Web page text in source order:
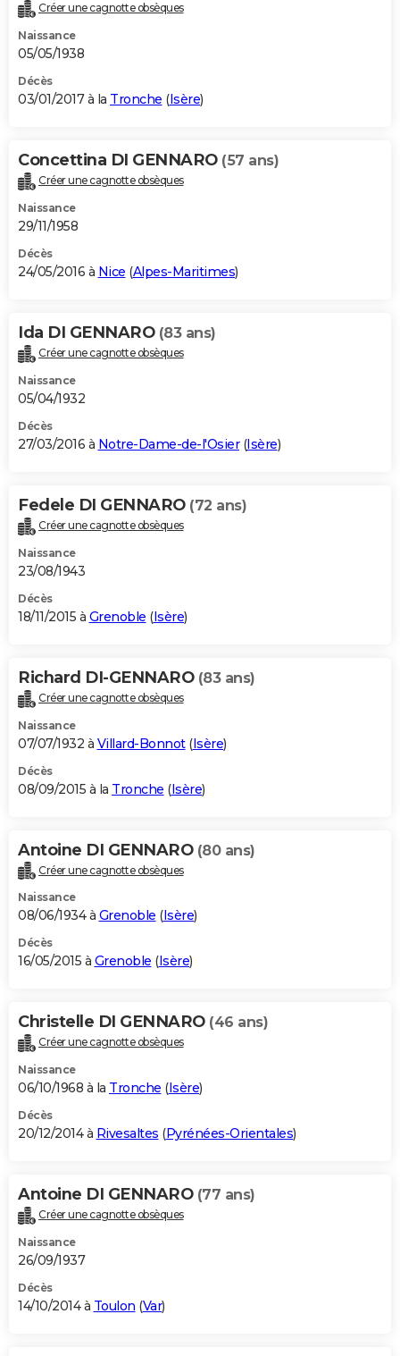
Créer une cagnotte obsèques
Naissance
05/05/1938
Décès
03/01/2017 à la Tronche (Isère)
Concettina DI GENNARO (57 ans)
Créer une cagnotte obsèques
Naissance
29/11/1958
Décès
24/05/2016 à Nice (Alpes-Maritimes)
Ida DI GENNARO (83 ans)
Créer une cagnotte obsèques
Naissance
05/04/1932
Décès
27/03/2016 à Notre-Dame-de-l'Osier(Isère)
Fedele DI GENNARO (72 ans)
Créer une cagnotte obsèques
Naissance
23/08/1943
Décès
18/11/2015 à Grenoble (Isère)
Richard DI-GENNARO (83 ans)
Créer une cagnotte obsèques
Naissance
07/07/1932 à Villard-Bonnot(Isère)
Décès
08/09/2015 à la Tronche (Isère)
Antoine DI GENNARO (80 ans)
Créer une cagnotte obsèques
Naissance
08/06/1934 à Grenoble (Isère)
Décès
16/05/2015 à Grenoble (Isère)
Christelle DI GENNARO (46 ans)
Créer une cagnotte obsèques
Naissance
06/10/1968 à la Tronche (Isère)
Décès
20/12/2014 à Rivesaltes (Pyrénées-Orientales)
Antoine DI GENNARO (77 ans)
Créer une cagnotte obsèques
Naissance
26/09/1937
Décès
14/10/2014 à Toulon (Var)